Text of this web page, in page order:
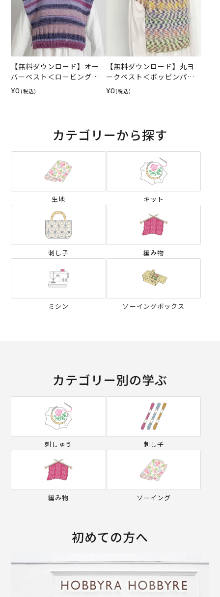
【無料ダウンロード】オー
バーベスト＜ロービングキ
ッス＞（レシピ）
¥0 (税込)
【無料ダウンロード】丸ヨ
ークベスト＜ポッピンパス
テル＞（レシピ）
¥0 (税込)
カテゴリーから探す
生地 キット
刺し子 編み物
ミシン ソーイングボックス
カテゴリー別の学ぶ
刺しゅう 刺し子
編み物 ソーイング
初めての方へ